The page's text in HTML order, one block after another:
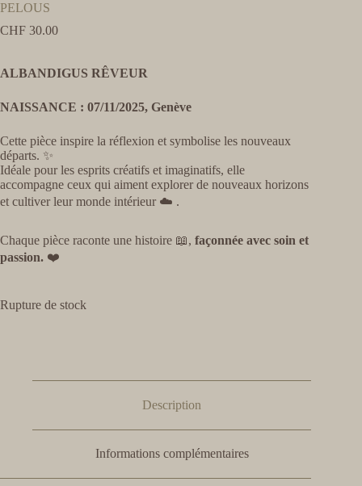
PELOUS
CHF 30.00
ALBANDIGUS RÊVEUR
NAISSANCE : 07/11/2025, Genève
Cette pièce inspire la réflexion et symbolise les nouveaux
départs. ✨
Idéale pour les esprits créatifs et imaginatifs, elle
accompagne ceux qui aiment explorer de nouveaux horizons
et cultiver leur monde intérieur ☁️ .
Chaque pièce raconte une histoire 📖, façonnée avec soin et
passion. ❤️
Rupture de stock
Description
Informations complémentaires